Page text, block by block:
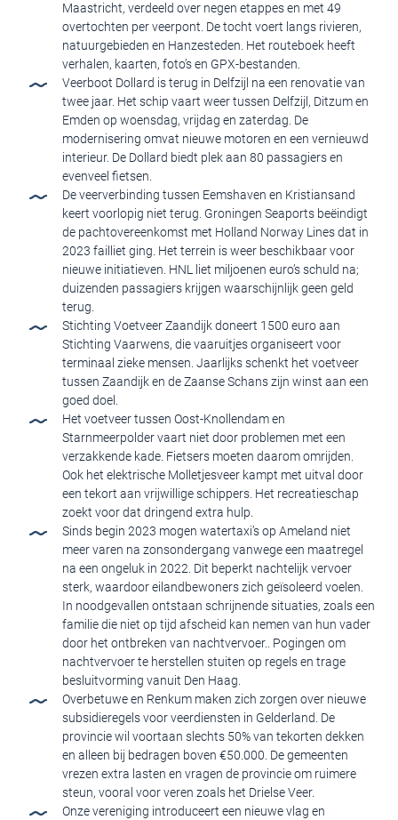
Maastricht, verdeeld over negen etappes en met 49
overtochten per veerpont. De tocht voert langs rivieren,
natuurgebieden en Hanzesteden. Het routeboek heeft
verhalen, kaarten, foto’s en GPX-bestanden.
Veerboot Dollard is terug in Delfzijl na een renovatie van
twee jaar. Het schip vaart weer tussen Delfzijl, Ditzum en
Emden op woensdag, vrijdag en zaterdag. De
modernisering omvat nieuwe motoren en een vernieuwd
interieur. De Dollard biedt plek aan 80 passagiers en
evenveel fietsen.
De veerverbinding tussen Eemshaven en Kristiansand
keert voorlopig niet terug. Groningen Seaports beëindigt
de pachtovereenkomst met Holland Norway Lines dat in
2023 failliet ging. Het terrein is weer beschikbaar voor
nieuwe initiatieven. HNL liet miljoenen euro’s schuld na;
duizenden passagiers krijgen waarschijnlijk geen geld
terug.
Stichting Voetveer Zaandijk doneert 1500 euro aan
Stichting Vaarwens, die vaaruitjes organiseert voor
terminaal zieke mensen. Jaarlijks schenkt het voetveer
tussen Zaandijk en de Zaanse Schans zijn winst aan een
goed doel.
Het voetveer tussen Oost-Knollendam en
Starnmeerpolder vaart niet door problemen met een
verzakkende kade. Fietsers moeten daarom omrijden.
Ook het elektrische Molletjesveer kampt met uitval door
een tekort aan vrijwillige schippers. Het recreatieschap
zoekt voor dat dringend extra hulp.
Sinds begin 2023 mogen watertaxi’s op Ameland niet
meer varen na zonsondergang vanwege een maatregel
na een ongeluk in 2022. Dit beperkt nachtelijk vervoer
sterk, waardoor eilandbewoners zich geïsoleerd voelen.
In noodgevallen ontstaan schrijnende situaties, zoals een
familie die niet op tijd afscheid kan nemen van hun vader
door het ontbreken van nachtvervoer.. Pogingen om
nachtvervoer te herstellen stuiten op regels en trage
besluitvorming vanuit Den Haag.
Overbetuwe en Renkum maken zich zorgen over nieuwe
subsidieregels voor veerdiensten in Gelderland. De
provincie wil voortaan slechts 50% van tekorten dekken
en alleen bij bedragen boven €50.000. De gemeenten
vrezen extra lasten en vragen de provincie om ruimere
steun, vooral voor veren zoals het Drielse Veer.
Onze vereniging introduceert een nieuwe vlag en